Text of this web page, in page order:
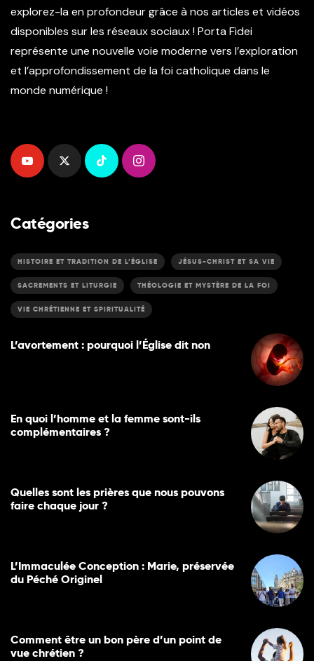
explorez-la en profondeur grâce à nos articles et vidéos
disponibles sur les réseaux sociaux ! Porta Fidei
représente une nouvelle voie moderne vers l’exploration
et l’approfondissement de la foi catholique dans le
monde numérique !
Catégories
HISTOIRE ET TRADITION DE L’ÉGLISE JÉSUS-CHRIST ET SA VIE
SACREMENTS ET LITURGIE THÉOLOGIE ET MYSTÈRE DE LA FOI
VIE CHRÉTIENNE ET SPIRITUALITÉ
L’avortement : pourquoi l’Église dit non
En quoi l’homme et la femme sont-ils
complémentaires ?
Quelles sont les prières que nous pouvons
faire chaque jour ?
L’Immaculée Conception : Marie, préservée
du Péché Originel
Comment être un bon père d’un point de
vue chrétien ?